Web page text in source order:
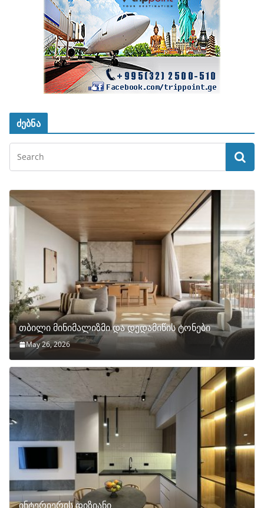
ძებნა
თბილი მინიმალიზმი და დედამიწის ტონები
May 26, 2026
ინტერიერის დიზიანი